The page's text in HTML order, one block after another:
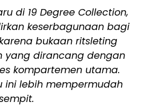
di 19 Degree Collection,
keserbagunaan bagi
bukaan ritsleting
yang dirancang dengan
kompartemen utama.
ini lebih mempermudah